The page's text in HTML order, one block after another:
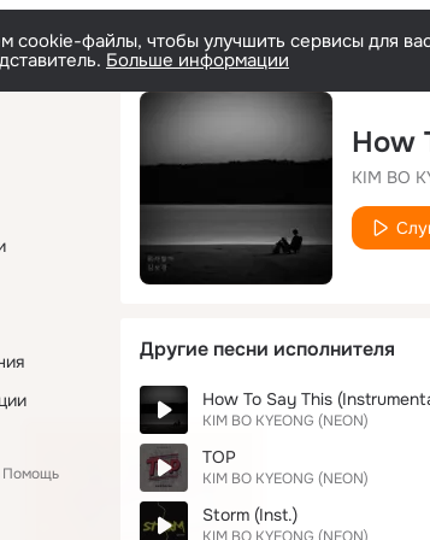
cookie-файлы, чтобы улучшить сервисы для
Больше информации
Помощь
How
KIM BO
Другие песни исполнителя
How To Say This
KIM BO KYEONG (NEON)
TOP
KIM BO KYEONG (NEON)
Storm (Inst.)